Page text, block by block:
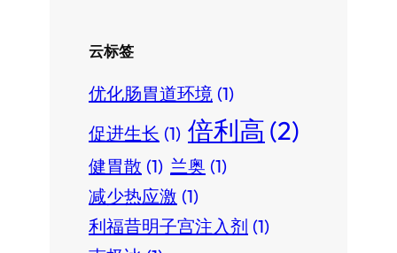
云标签
优化肠胃道环境 (1)
促进生长 (1) 倍利高(2)
健胃散 (1) 兰奥 (1)
减少热应激 (1)
利福昔明子宫注入剂 (1)